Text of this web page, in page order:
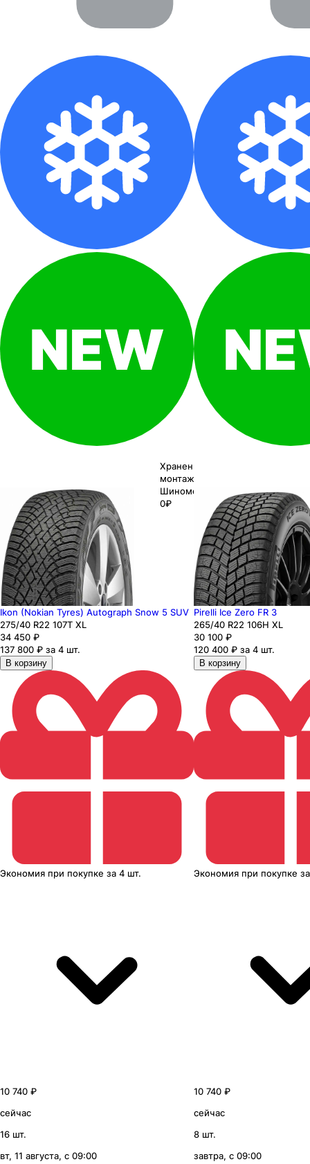
Хранение до
монтажа 0₽
Шиномонтаж
0₽
Ikon (Nokian Tyres) Autograph Snow 5 SUV
275/40 R22 107T XL
34 450 ₽
137 800 ₽ за 4 шт.
В корзину
Экономия при покупке за 4 шт.
10 740 ₽
сейчас
16 шт.
вт, 11 августа, с 09:00
Pirelli Ice Zero FR 3
265/40 R22 106H XL
30 100 ₽
120 400 ₽ за 4 шт.
В корзину
Экономия при покупке
10 740 ₽
сейчас
8 шт.
завтра, с 09:00